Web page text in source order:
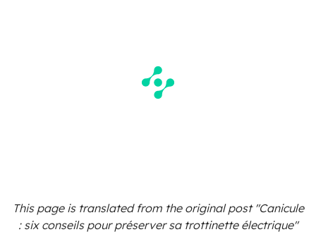
This page is translated from the originalpost "Canicule
: six conseils pour préserver sa trottinette électrique"